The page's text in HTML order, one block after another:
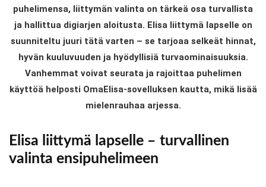
puhelimensa, liittymän valinta on tärkeä osa turvallista
ja hallittua digiarjen aloitusta. Elisa liittymä lapselle on
suunniteltu juuri tätä varten – se tarjoaa selkeät hinnat,
hyvän kuuluvuuden ja hyödyllisiä turvaominaisuuksia.
Vanhemmat voivat seurata ja rajoittaa puhelimen
käyttöä helposti OmaElisa-sovelluksen kautta, mikä lisää
mielenrauhaa arjessa.
Elisa liittymä lapselle – turvallinen
valinta ensipuhelimeen